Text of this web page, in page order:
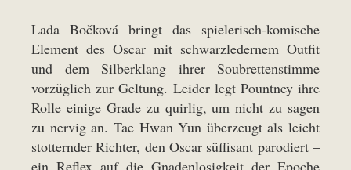
Lada Bočková bringt das spielerisch-komische
Element des Oscar mit schwarzledernem Outfit
und dem Silberklang ihrer Soubrettenstimme
vorzüglich zur Geltung. Leider legt Pountney ihre
Rolle einige Grade zu quirlig, um nicht zu sagen
zu nervig an. Tae Hwan Yun überzeugt als leicht
stotternder Richter, den Oscar süffisant parodiert –